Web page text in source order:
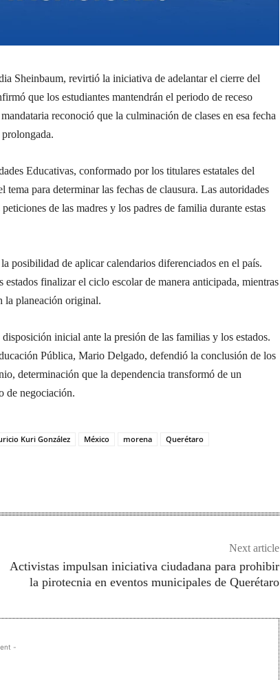
Sheinbaum, revirtió la iniciativa de adelantar el cierre del
que los estudiantes mantendrán el periodo de receso
reconoció que la culminación de clases en esa fecha
prolongada.
Educativas, conformado por los titulares estatales del
tema para determinar las fechas de clausura. Las autoridades
de las madres y los padres de familia durante estas
posibilidad de aplicar calendarios diferenciados en el país.
estados finalizar el ciclo escolar de manera anticipada, mientras
la planeación original.
inicial ante la presión de las familias y los estados.
Pública, Mario Delgado, defendió la conclusión de los
determinación que la dependencia transformó de un
de negociación.
Kuri González México morena Querétaro
Next article
Activistas impulsan iniciativa ciudadana para prohibir
la pirotecnia en eventos municipales de Querétaro
-